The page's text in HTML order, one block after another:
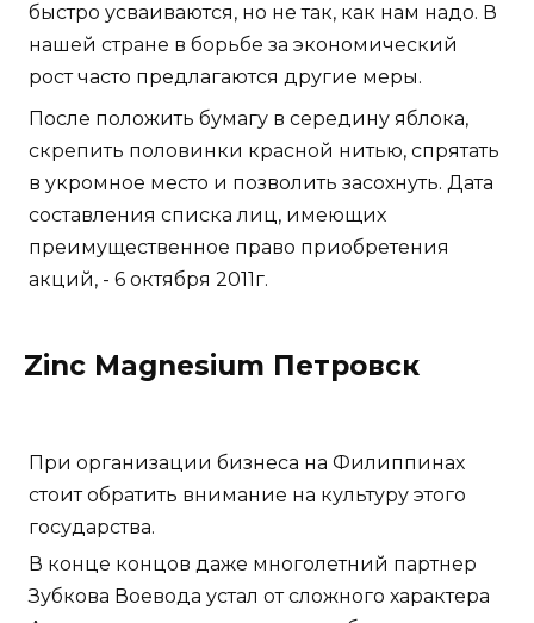
быстро усваиваются, но не так, как нам надо. В
нашей стране в борьбе за экономический
рост часто предлагаются другие меры.
После положить бумагу в середину яблока,
скрепить половинки красной нитью, спрятать
в укромное место и позволить засохнуть. Дата
составления списка лиц, имеющих
преимущественное право приобретения
акций, - 6 октября 2011г.
Zinc Magnesium Петровск
При организации бизнеса на Филиппинах
стоит обратить внимание на культуру этого
государства.
В конце концов даже многолетний партнер
Зубкова Воевода устал от сложного характера